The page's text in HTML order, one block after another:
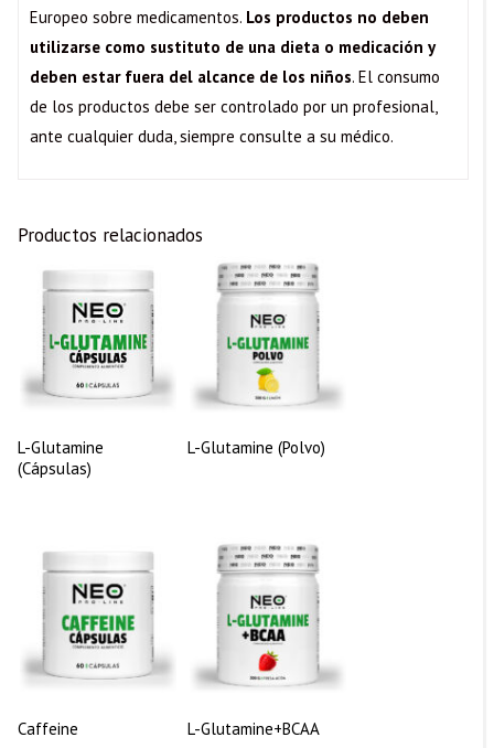
Europeo sobre medicamentos. Los productos no deben
utilizarse como sustituto de una dieta o medicación y
deben estar fuera del alcance de los niños. El consumo
de los productos debe ser controlado por un profesional,
ante cualquier duda, siempre consulte a su médico.
Productos relacionados
L-Glutamine
(Cápsulas)
L-Glutamine (Polvo)
Caffeine L-Glutamine+BCAA